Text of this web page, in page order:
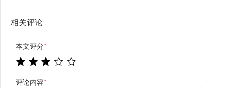
相关评论
本文评分*
评论内容*